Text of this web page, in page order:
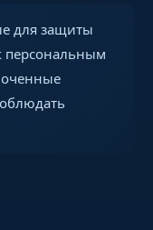
для защиты
персональным